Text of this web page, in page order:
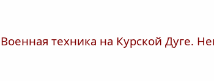
Военная техника на Курской Дуге.